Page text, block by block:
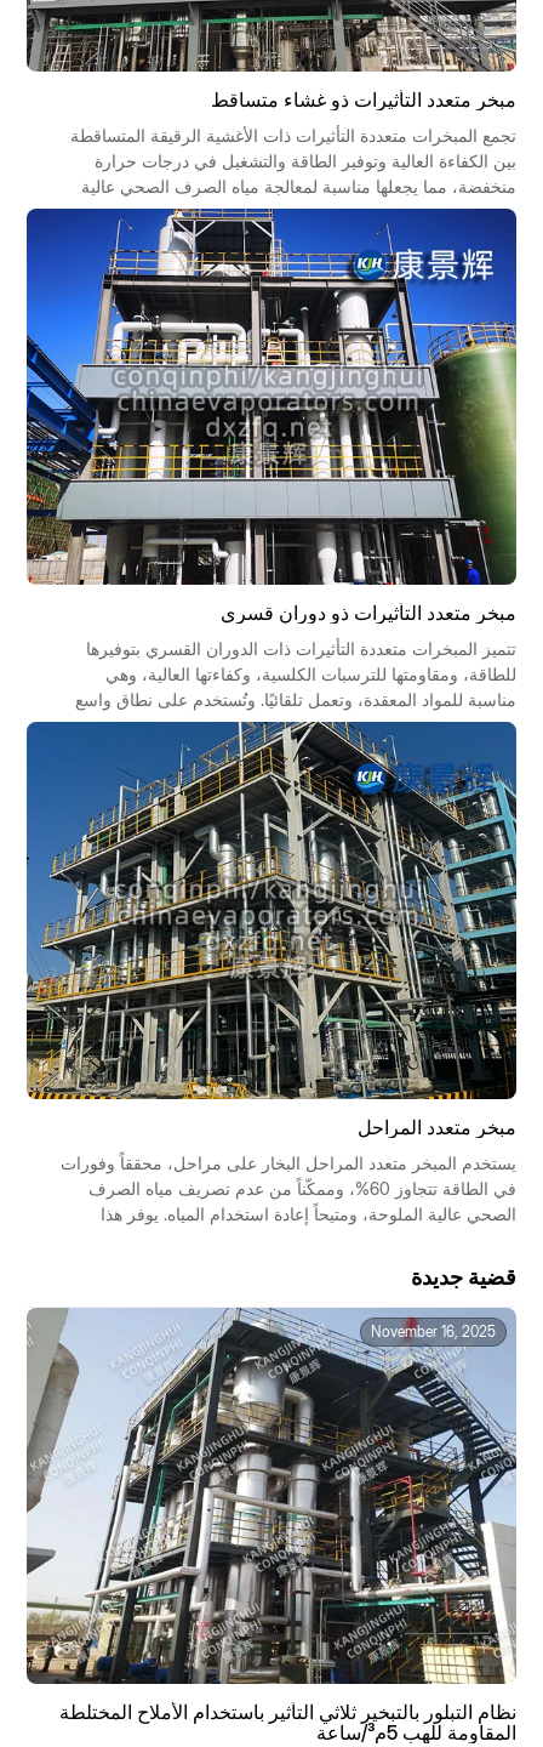
مبخر متعدد التأثيرات ذو غشاء متساقط
تجمع المبخرات متعددة التأثيرات ذات الأغشية الرقيقة المتساقطة
بين الكفاءة العالية وتوفير الطاقة والتشغيل في درجات حرارة
منخفضة، مما يجعلها مناسبة لمعالجة مياه الصرف الصحي عالية
الملوحة، والصناعات الغذائية والصيدلانية. كما أنها تتيح استعادة
الموارد والتشغيل منخفض الكربون، مما يجعلها الحل الأمثل لتقنيات
التركيز الصناعية.
مبخر متعدد التأثيرات ذو دوران قسري
تتميز المبخرات متعددة التأثيرات ذات الدوران القسري بتوفيرها
للطاقة، ومقاومتها للترسبات الكلسية، وكفاءتها العالية، وهي
مناسبة للمواد المعقدة، وتعمل تلقائيًا. وتُستخدم على نطاق واسع
في الصناعات الكيميائية والصيدلانية والغذائية وحماية البيئة، مما
يُسهم في التنمية الصناعية المستدامة.
مبخر متعدد المراحل
يستخدم المبخر متعدد المراحل البخار على مراحل، محققاً وفورات
في الطاقة تتجاوز 60%، وممكّناً من عدم تصريف مياه الصرف
الصحي عالية الملوحة، ومتيحاً إعادة استخدام المياه. يوفر هذا
كما أنه مؤهل للحصول على دعم حكومي، ويحقق عائداً سريعاً على
الاستثمار.
قضية جديدة
November 16, 2025
نظام التبلور بالتبخير ثلاثي التأثير باستخدام الأملاح المختلطة
المقاومة للهب 5م³/ساعة